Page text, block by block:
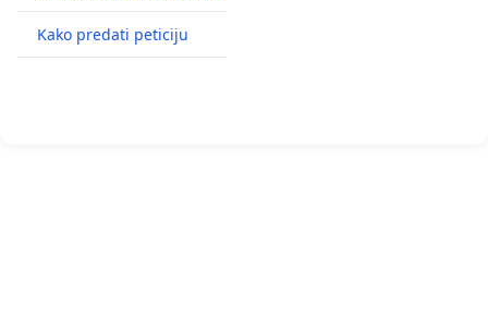
Kako predati peticiju